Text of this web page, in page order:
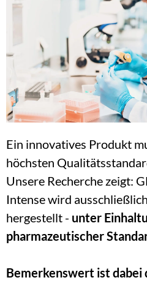
Ein innovatives Produkt
höchsten
Unsere Recherche zeigt:
Intense wird
hergestellt - unter
pharmazeutischer
Bemerkenswert ist dabei